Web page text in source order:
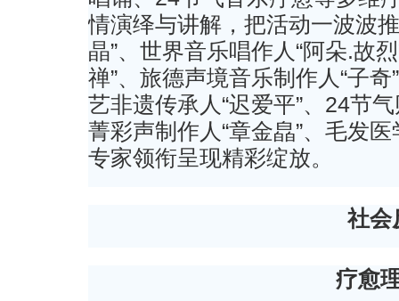
情演绎与讲解，把活动一波波
晶”、世界音乐唱作人“阿朵.故
禅”、旅德声境音乐制作人“子
艺非遗传承人“迟爱平”、24节
菁彩声制作人“章金皛”、毛发
专家领衔呈现精彩绽放。
社会
疗愈